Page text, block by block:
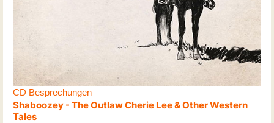
CD Besprechungen
Shaboozey - The Outlaw Cherie Lee & Other Western
Tales